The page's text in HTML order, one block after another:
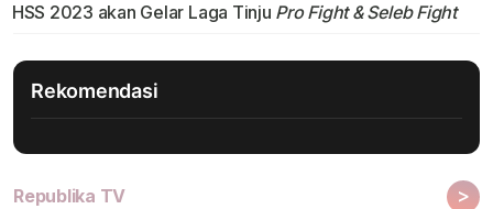
HSS 2023 akan Gelar Laga Tinju Pro Fight & Seleb Fight
Rekomendasi
Republika TV >